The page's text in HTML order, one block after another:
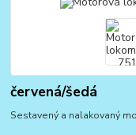
červená/šedá
Sestavený a nalakovaný